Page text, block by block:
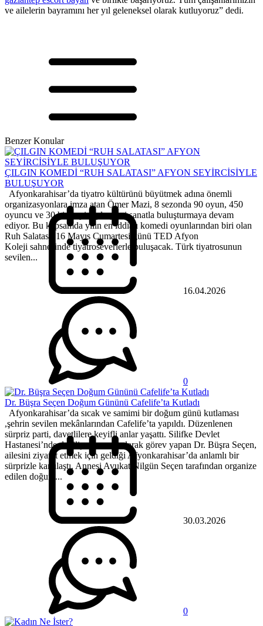
ve ailelerin bayramını her yıl geleneksel olarak kutluyoruz” dedi.
Benzer Konular
ÇILGIN KOMEDİ “RUH SALATASI” AFYON SEYİRCİSİYLE
BULUŞUYOR
Afyonkarahisar’da tiyatro kültürünü büyütmek adına önemli
organizasyonlara imza atan Ömer Mazi, 8 sezonda 90 oyun, 450
oyuncu ve 30 bin seyirciyle şehri sanatla buluşturmaya devam
ediyor. Bu kapsamda yılın en iddialı komedi oyunlarından biri olan
Ruh Salatası, 16 Mayıs Cumartesi günü TED Afyon
Koleji sahnesinde tiyatroseverlerle buluşacak. Türk tiyatrosunun
sevilen...
16.04.2026
0
Dr. Büşra Seçen Doğum Gününü Cafelife’ta Kutladı
Afyonkarahisar’da sıcak ve samimi bir doğum günü kutlaması
,şehrin sevilen mekânlarından Cafelife’ta yapıldı. Düzenlenen
sürpriz parti, davetlilere keyifli anlar yaşattı. Silifke Devlet
Hastanesi’nde dahiliye uzmanı olarak görev yapan Dr. Büşra Seçen,
ailesini ziyaret etmek için geldiği Afyonkarahisar’da anlamlı bir
sürprizle karşılaştı. Annesi Avukat Nilgün Seçen tarafından organize
edilen doğum...
30.03.2026
0